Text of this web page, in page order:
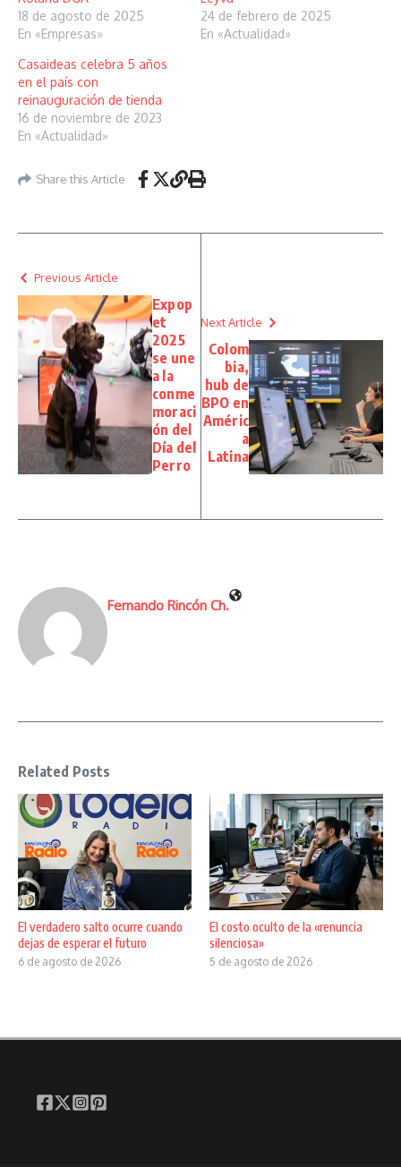
18 de agosto de 2025
En «Empresas»
24 de febrero de 2025
En «Actualidad»
Casaideas celebra 5 años
en el país con
reinauguración de tienda
16 de noviembre de 2023
En «Actualidad»
Share this Article
Previous Article
Expop
et
2025
se une
a la
conme
moraci
ón del
Día del
Perro
Next Article
Colom
bia,
hub de
BPO en
Améric
a
Latina
Fernando Rincón Ch.
Related Posts
El verdadero salto ocurre cuando
dejas de esperar el futuro
6 de agosto de 2026
El costo oculto de la «renuncia
silenciosa»
5 de agosto de 2026